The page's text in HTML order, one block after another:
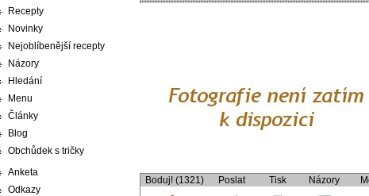
Recepty
Novinky
Nejoblíbenější recepty
Názory
Hledání
Menu
Články
Blog
Obchůdek s tričky
Anketa
Odkazy
Boduj! (1321) Poslat Tisk Názory